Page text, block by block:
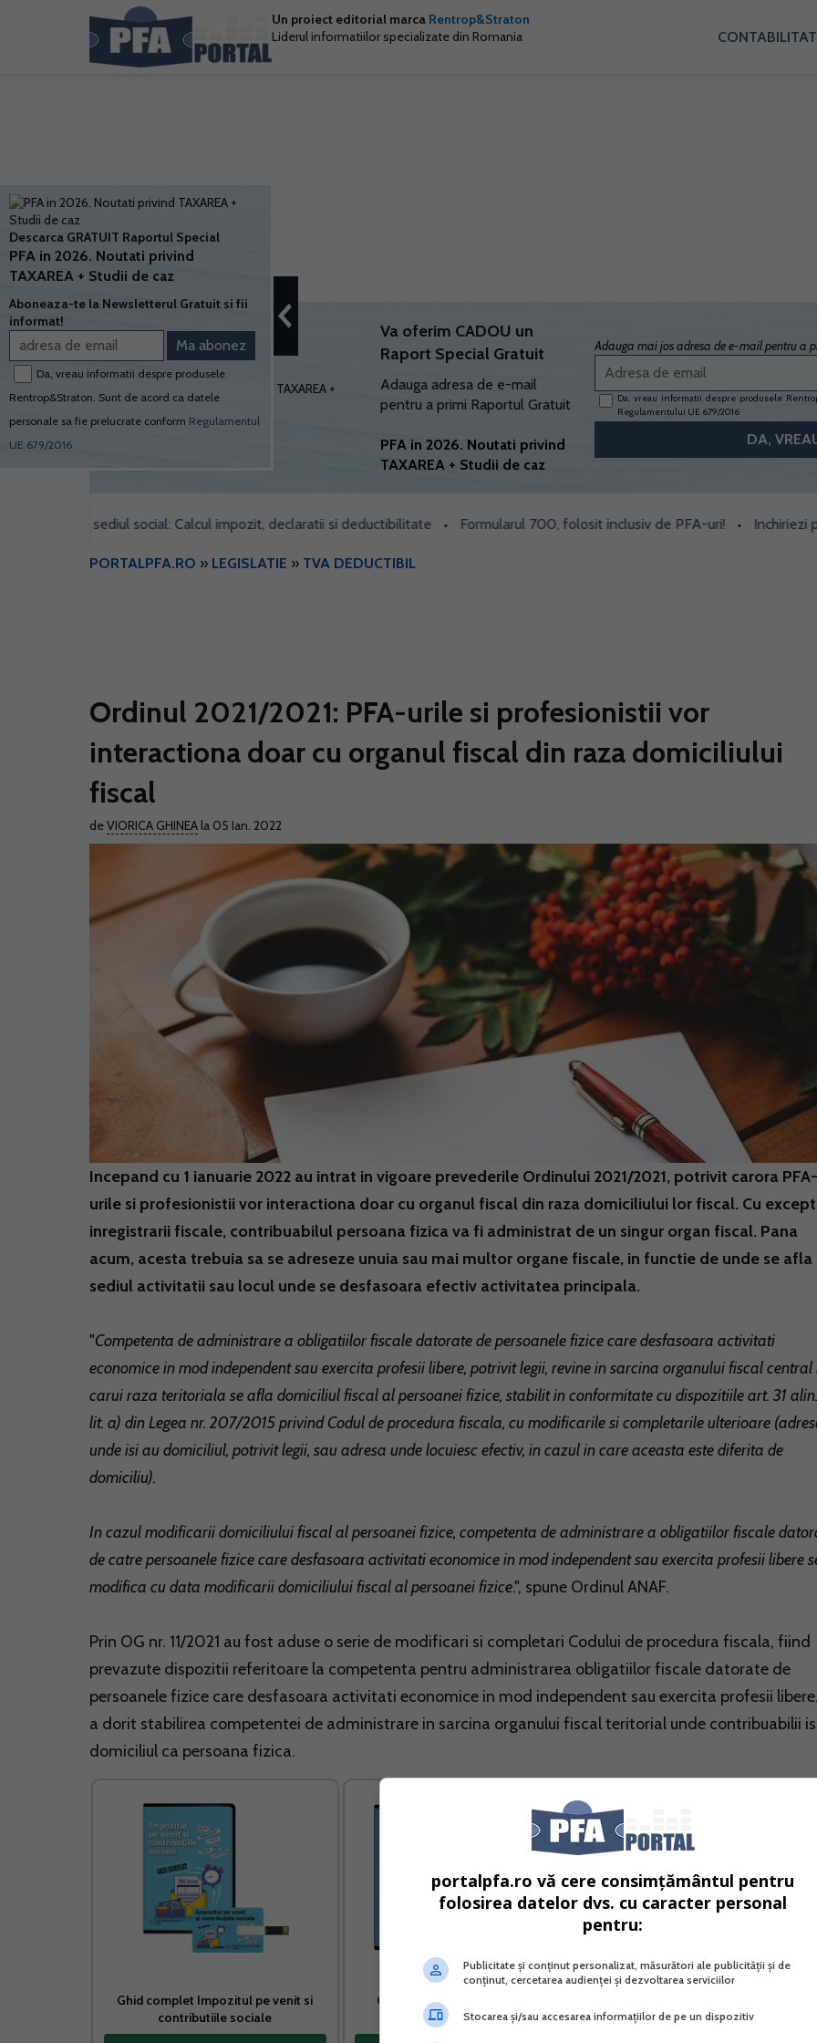
Un proiect editorial marca Rentrop&Straton
Liderul informatiilor specializate din Romania
Va oferim CADOU un
Raport Special Gratuit
Adauga adresa de e-mail
pentru a primi Raportul Gratuit
PFA in 2026. Noutati privind
TAXAREA + Studii de caz
Adauga mai jos adresa de e-mail pentru a
Da, vreau informatii despre produsele
Regulamentului UE 679/2016
pentru sediul social: Calcul impozit, declaratii si deductibilitate • Formularul 700, folosit inclusiv de PFA-uri! • Inchiriezi prin
PORTALPFA.RO » LEGISLATIE » TVA DEDUCTIBIL
Ordinul 2021/2021: PFA-urile si profesionistii vor
interactiona doar cu organul fiscal din raza domiciliului
fiscal
deVIORICA GHINEA la 05 Ian. 2022
Incepand cu 1 ianuarie 2022 au intrat in vigoare prevederile Ordinului 2021/2021, potrivit carora PFA-
urile si profesionistii vor interactiona doar cu organul fiscal din raza domiciliului lor fiscal. Cu
inregistrarii fiscale, contribuabilul persoana fizica va fi administrat de un singur organ fiscal. Pana
acum, acesta trebuia sa se adreseze unuia sau mai multor organe fiscale, in functie de unde se afla
sediul activitatii sau locul unde se desfasoara efectiv activitatea principala.
"Competenta de administrare a obligatiilor fiscale datorate de persoanele fizice care desfasoara activitati
economice in mod independent sau exercita profesii libere, potrivit legii, revine in sarcina organului fiscal central
carui raza teritoriala se afla domiciliul fiscal al persoanei fizice, stabilit in conformitate cu dispozitiile art. 31
lit. a) din Legea nr. 207/2015 privind Codul de procedura fiscala, cu modificarile si completarile ulterioare
unde isi au domiciliul, potrivit legii, sau adresa unde locuiesc efectiv, in cazul in care aceasta este diferita de
domiciliu).
In cazul modificarii domiciliului fiscal al persoanei fizice, competenta de administrare a obligatiilor fiscale
de catre persoanele fizice care desfasoara activitati economice in mod independent sau exercita profesii libere
modifica cu data modificarii domiciliului fiscal al persoanei fizice.", spune Ordinul ANAF.
Prin OG nr. 11/2021 au fost aduse o serie de modificari si completari Codului de procedura fiscala, fiind
prevazute dispozitii referitoare la competenta pentru administrarea obligatiilor fiscale datorate de
persoanele fizice care desfasoara activitati economice in mod independent sau exercita profesii
a dorit stabilirea competentei de administrare in sarcina organului fiscal teritorial unde contribuabilii
domiciliul ca persoana fizica.
Ghid complet Impozitul pe venit si
contributiile sociale
Contabilitatea in partida simpla
persoanelor fizice
Descarca GRATUIT Raportul Special
PFA in 2026. Noutati privind
TAXAREA + Studii de caz
Aboneaza-te la Newsletterul Gratuit si fii
informat!
Da, vreau informatii despre produsele
Rentrop&Straton. Sunt de acord ca datele
personale sa fie prelucrate conform Regulamentul
UE 679/2016
portalpfa.ro vă cere consimțământul pentru
folosirea datelor dvs. cu caracter personal
pentru:
Publicitate și conținut personalizat, măsurători ale publicității și de
conținut, cercetarea audienței și dezvoltarea serviciilor
Stocarea și/sau accesarea informațiilor de pe un dispozitiv